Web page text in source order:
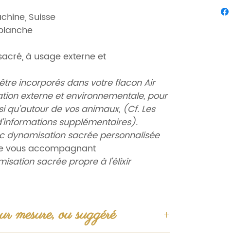
Suisse
à usage externe et
incorporés dans votre flacon Air
externe et environnementale, pour
qu'autour de vos animaux, (Cf. Les
supplémentaires).
dynamisation sacrée personnalisée
vous accompagnant
sacrée propre à l'élixir
Elixir de Spinelle noir, Sweetgrass,
mesure, ou suggéré